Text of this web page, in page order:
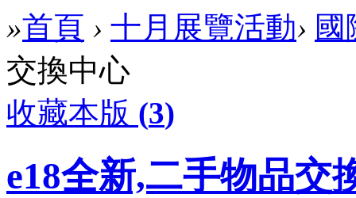
»首頁 › 十月展覽活動› 國
交換中心
收藏本版 (3)
e18全新,二手物品交